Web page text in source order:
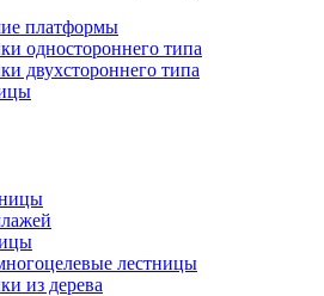
платформы
одностороннего типа
двухстороннего типа
лестницы
из дерева